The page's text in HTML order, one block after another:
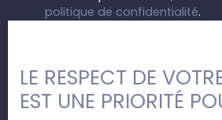
politique de confidentialité.
Recevoir des
LE RESPECT DE
EST UNE PRIORITÉ